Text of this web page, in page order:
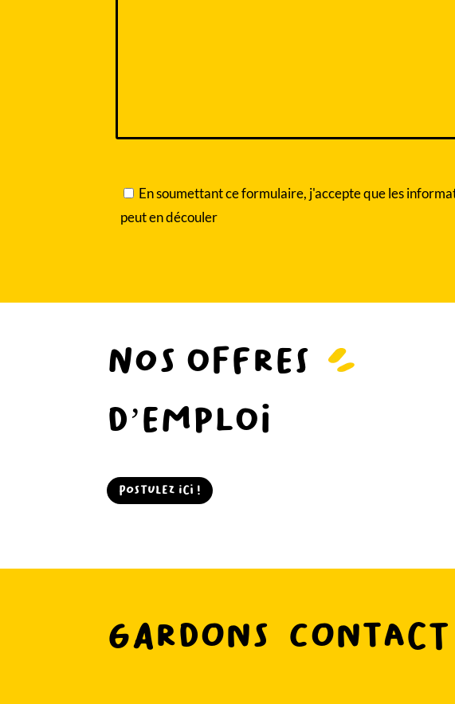
En soumettant ce formulaire, j'accepte que les
peut en découler
Nos offres
d’emploi
Postulez ici !
Gardons